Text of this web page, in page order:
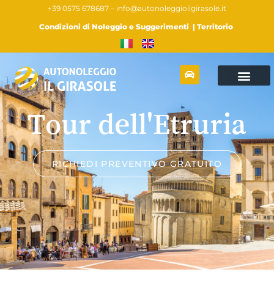
+39 0575 678687 – info@autonoleggioilgirasole.it
Condizioni di Noleggio e Suggerimenti | Territorio
Tour dell'Etruria
RICHIEDI PREVENTIVO GRATUITO